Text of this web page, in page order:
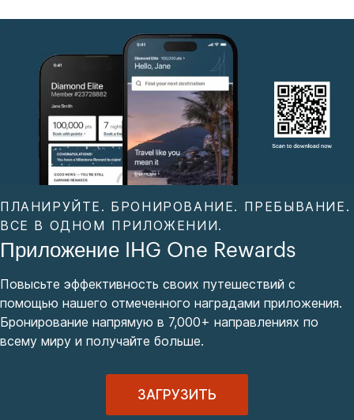
ПЛАНИРУЙТЕ. БРОНИРОВАНИЕ. ПРЕБЫВАНИЕ.
ВСЕ В ОДНОМ ПРИЛОЖЕНИИ.
Приложение IHG One Rewards
Повысьте эффективность своих путешествий с
помощью нашего отмеченного наградами приложения.
Бронирование напрямую в 7,000+ направлениях по
всему миру и получайте больше.
ЗАГРУЗИТЬ